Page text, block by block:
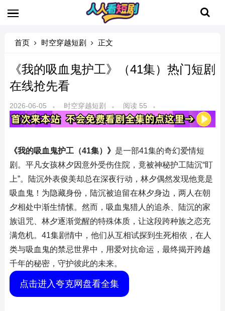
首页 时空穿越短剧 正文
《我的吸血鬼护工》（41集）热门短剧
在线抢先看
2026-06-05 时空穿越短剧 阅读 55
《我的吸血鬼护工（41集）》 是一部41集的奇幻爱情短
剧。平凡女孩林夕因意外受伤住院，竟被神秘护工陆沉“盯
上”。陆沉外表俊美却总在深夜行动，林夕偶然发现他竟是
吸血鬼！为隐藏身份，陆沉被迫留在林夕身边，两人在朝
夕相处中渐生情愫。然而，吸血鬼猎人的追杀、陆沉的家
族诅咒、林夕逐渐觉醒的特殊体质，让这段跨种族之恋充
满危机。41集剧情中，他们从互相试探到生死相依，在人
类与吸血鬼的禁忌世界中，用爱对抗命运，最终揭开跨越
千年的秘密，守护彼此的未来。
点击进入夸克网盘看全集